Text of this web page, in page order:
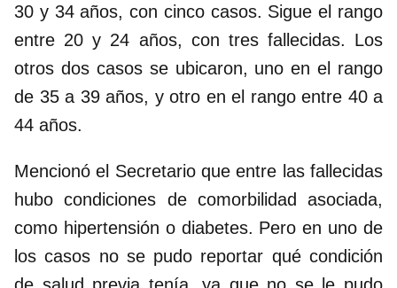
30 y 34 años, con cinco casos. Sigue el rango
entre 20 y 24 años, con tres fallecidas. Los
otros dos casos se ubicaron, uno en el rango
de 35 a 39 años, y otro en el rango entre 40 a
44 años.
Mencionó el Secretario que entre las fallecidas
hubo condiciones de comorbilidad asociada,
como hipertensión o diabetes. Pero en uno de
los casos no se pudo reportar qué condición